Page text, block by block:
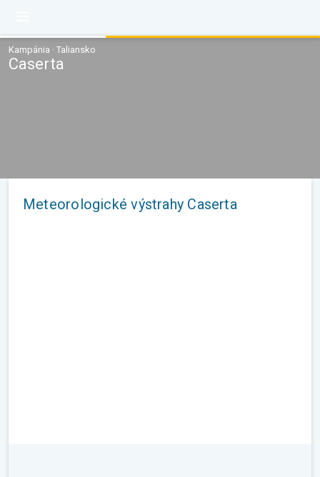
Kampánia · Taliansko
Caserta
Meteorologické výstrahy Caserta